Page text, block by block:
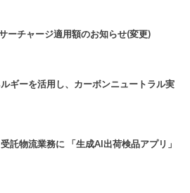
チャージ適用額のお知らせ(変更)
ギーを活用し、カーボンニュートラル実
託物流業務に 「生成AI出荷検品アプリ」